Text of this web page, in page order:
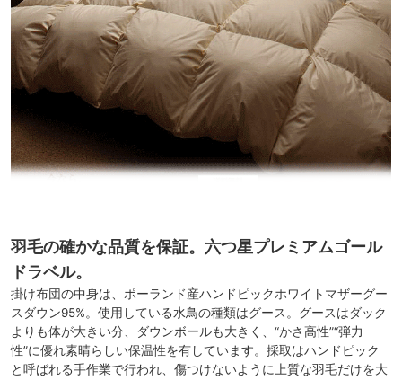
羽毛の確かな品質を保証。六つ星プレミアムゴール
ドラベル。
掛け布団の中身は、ポーランド産ハンドピックホワイトマザーグー
スダウン95%。使用している水鳥の種類はグース。グースはダック
よりも体が大きい分、ダウンボールも大きく、“かさ高性”“弾力
性”に優れ素晴らしい保温性を有しています。採取はハンドピック
と呼ばれる手作業で行われ、傷つけないように上質な羽毛だけを大